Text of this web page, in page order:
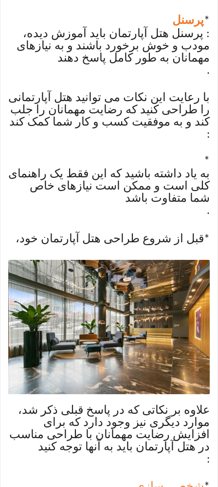
*پرسنل
: پرسنل هتل آپارتمان باید آموزش دیده،
مودب و خوش برخورد باشند و به نیازهای
مهمانان به طور کامل پاسخ دهند
.
با رعایت این نکات می توانید هتل آپارتمانی
را طراحی کنید که رضایت مهمانان را جلب
کند و به موفقیت کسب و کار شما کمک کند
:
*
به یاد داشته باشید که این فقط یک راهنمای
کلی است و ممکن است نیازهای خاص
شما متفاوت باشد
.
*قبل از شروع طراحی هتل آپارتمان خود،
علاوه بر نکاتی که در پاسخ قبلی ذکر شد،
موارد دیگری نیز وجود دارد که برای
افزایش رضایت مهمانان با طراحی مناسب
در هتل آپارتمان باید به آنها توجه کنید
: